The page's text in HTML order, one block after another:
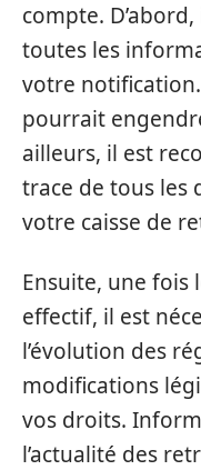
compte.
toutes les
votre
pourrait
ailleurs, il est
trace de tous les
votre caisse de
Ensuite, une fois
effectif, il est
l’évolution des
modifications
vos droits.
l’actualité des